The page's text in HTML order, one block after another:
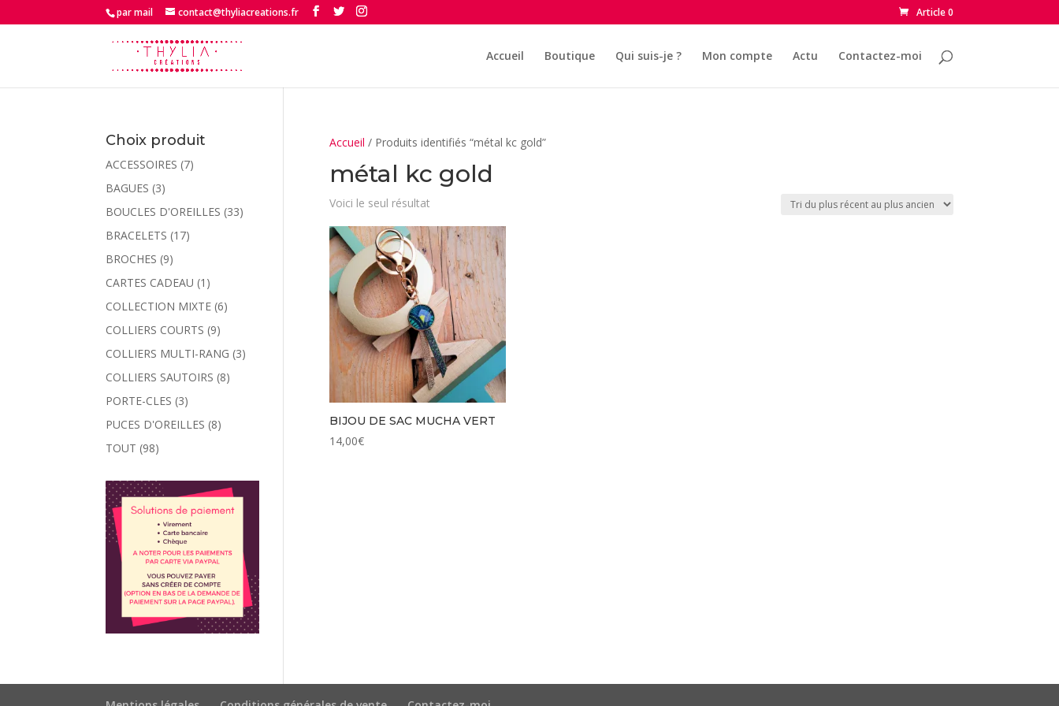
par mail contact@thyliacreations.fr Article 0
Accueil Boutique Qui suis-je ? Mon compte Actu Contactez-moi
Accueil / Produits identifiés “métal kc gold”
métal kc gold
Voici le seul résultat
BIJOU DE SAC MUCHA VERT
14,00€
Choix produit
ACCESSOIRES (7)
BAGUES (3)
BOUCLES D'OREILLES (33)
BRACELETS (17)
BROCHES (9)
CARTES CADEAU (1)
COLLECTION MIXTE (6)
COLLIERS COURTS (9)
COLLIERS MULTI-RANG (3)
COLLIERS SAUTOIRS (8)
PORTE-CLES (3)
PUCES D'OREILLES (8)
TOUT (98)